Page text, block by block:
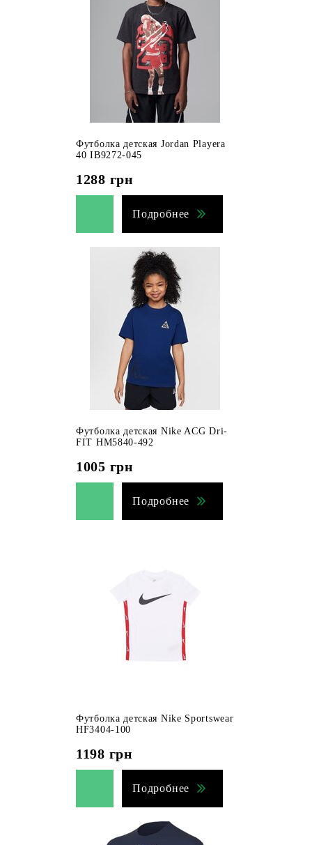
Футболка детская Jordan Playera
40 IB9272-045
1288 грн
Подробнее
Футболка детская Nike ACG Dri-
FIT HM5840-492
1005 грн
Подробнее
Футболка детская Nike Sportswear
HF3404-100
1198 грн
Подробнее